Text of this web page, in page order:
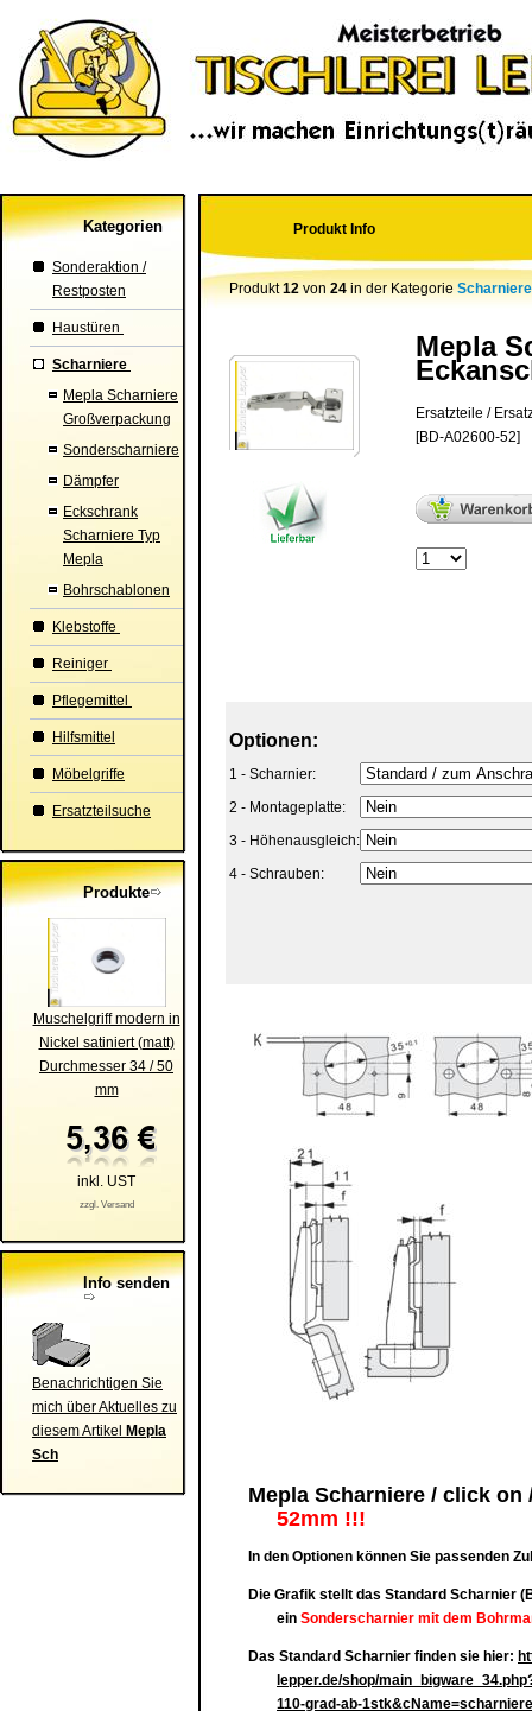
Kategorien
Sonderaktion /
Restposten
Haustüren
Scharniere
Mepla Scharniere
Großverpackung
Sonderscharniere
Dämpfer
Eckschrank
Scharniere Typ
Mepla
Bohrschablonen
Klebstoffe
Reiniger
Pflegemittel
Hilfsmittel
Möbelgriffe
Ersatzteilsuche
Produkte
Muschelgriff modern in
Nickel satiniert (matt)
Durchmesser 34 / 50
mm
inkl. UST
zzgl. Versand
Info senden
Benachrichtigen Sie
mich über Aktuelles zu
diesem Artikel
Mepla
Sch
Produkt Info
Produkt12 von24in der KategorieScharniere
Mepla
Ersatzteile /
[BD-A02600-52]
Optionen:
1 - Scharnier:
2 - Montageplatte:
3 - Höhenausgleich:
4 - Schrauben:
Mepla Scharniere / click on
52mm !!!
In den Optionen können Sie passenden
Die Grafik stellt das Standard Scharnier
ein Sonderscharnier mit dem
Das Standard Scharnier finden sie hier:
lepper.de/shop/
110-grad-ab-1stk&cName=scharniere